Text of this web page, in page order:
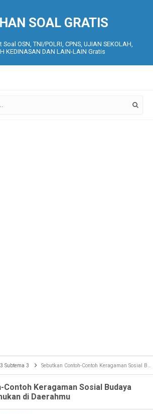
SOAL GRATIS
OSN, TNI/POLRI, CPNS, UJIAN SEKOLAH,
KEDINASAN DAN LAIN-LAIN Gratis
Subtema 3 Sebutkan Contoh-Contoh Keragaman Sosial Budaya yang Dapat Ditemukan di Daerahmu
Contoh Keragaman Sosial Budaya
di Daerahmu